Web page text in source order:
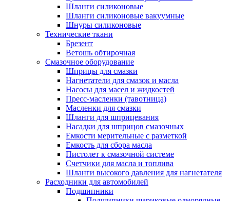
Шланги силиконовые
Шланги силиконовые вакуумные
Шнуры силиконовые
Технические ткани
Брезент
Ветошь обтирочная
Смазочное оборудование
Шприцы для смазки
Нагнетатели для смазок и масла
Насосы для масел и жидкостей
Пресс-масленки (тавотница)
Масленки для смазки
Шланги для шприцевания
Насадки для шприцов смазочных
Емкости мерительные с разметкой
Емкость для сбора масла
Пистолет к смазочной системе
Счетчики для масла и топлива
Шланги высокого давления для нагнетателя
Расходники для автомобилей
Подшипники